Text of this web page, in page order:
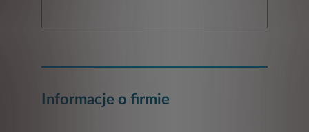
Informacje o firmie